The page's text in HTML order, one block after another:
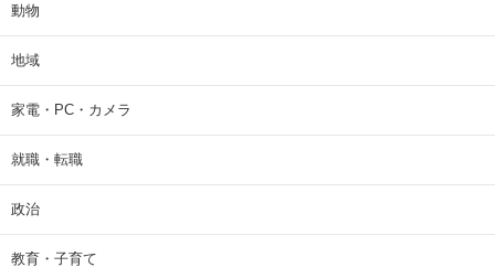
動物
地域
家電・PC・カメラ
就職・転職
政治
教育・子育て